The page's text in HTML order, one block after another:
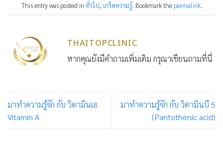
This entry was posted in ทั่วไป, เกร็ดความรู้. Bookmark the permalink.
THAITOPCLINIC
หากคุณยังมีคำถามเพิ่มเติม กรุณาเขียนถามที่นี่
มาทำความรู้จัก กับ วิตามินเอ
Vitamin A
มาทำความรู้จัก กับ วิตามินบี 5
(Pantothenic acid)